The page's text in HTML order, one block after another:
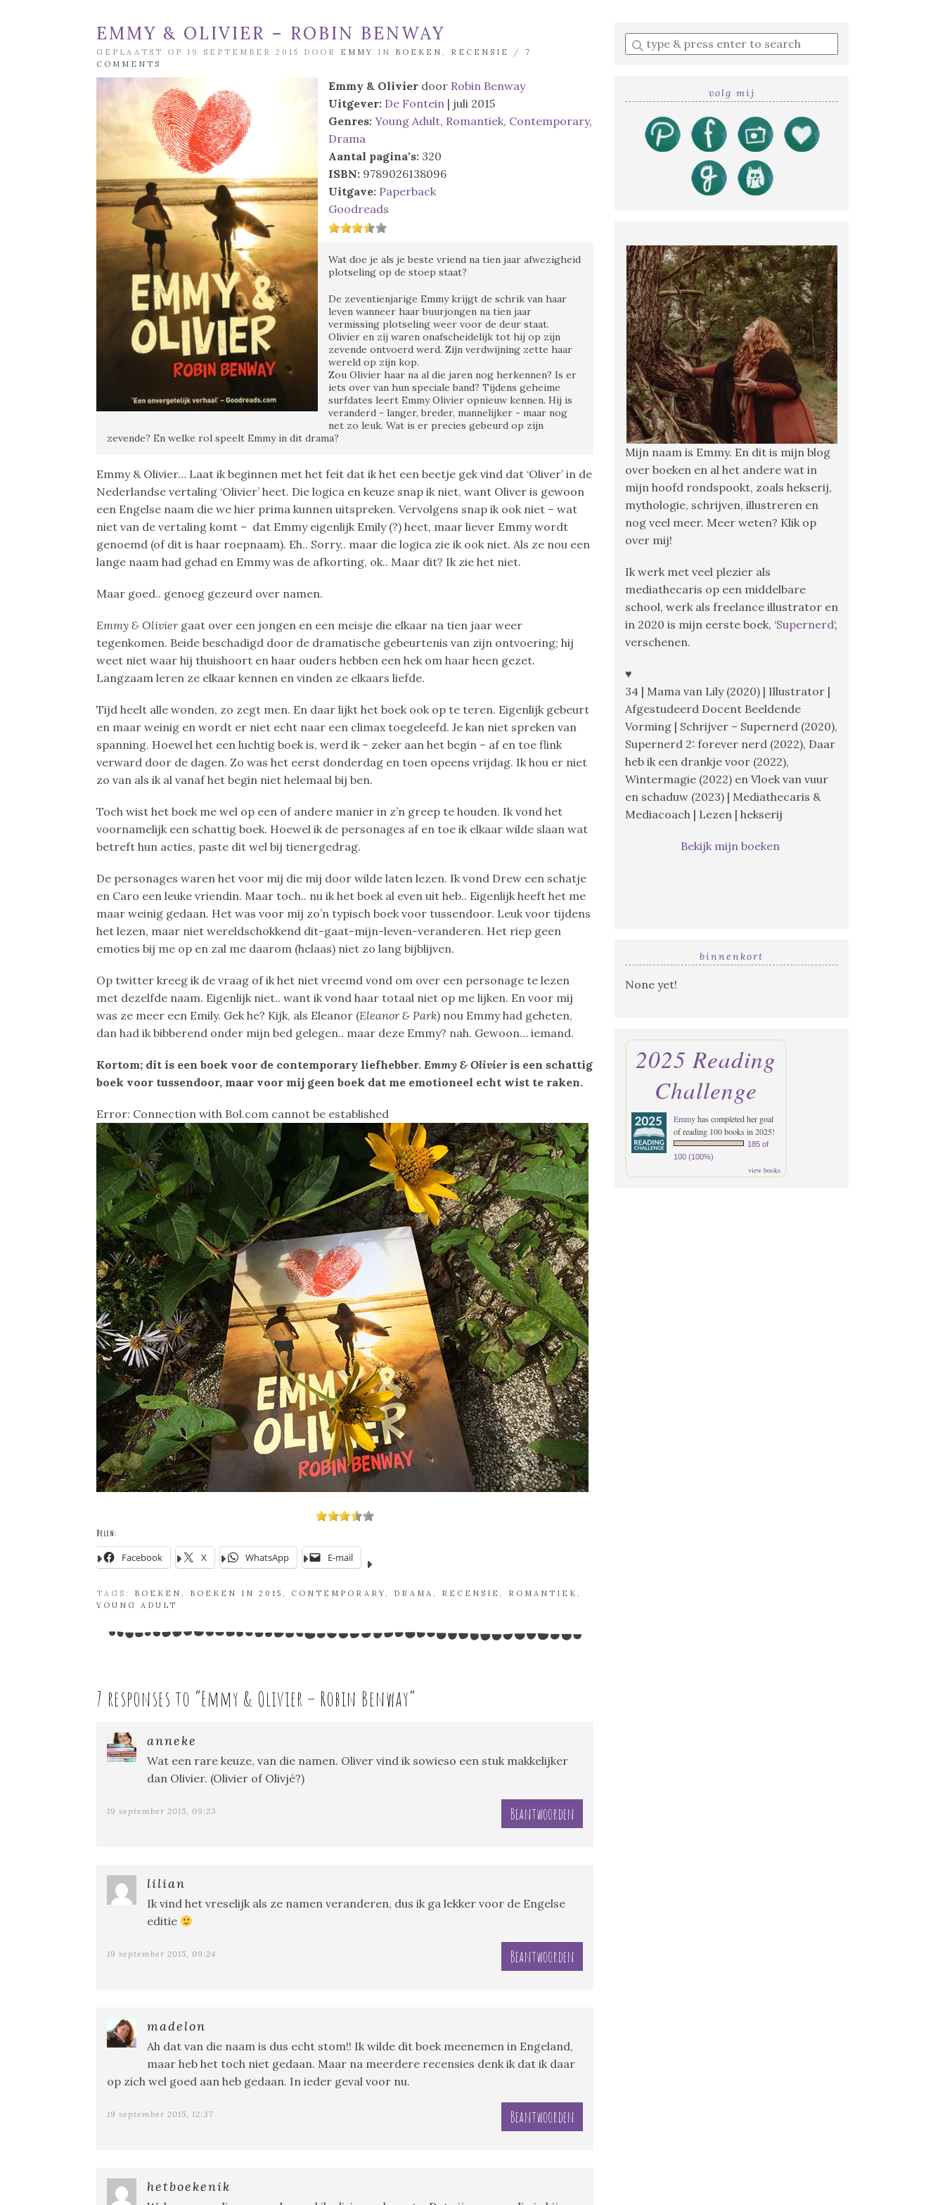
EMMY & OLIVIER – ROBIN BENWAY
GEPLAATST OP 19 SEPTEMBER 2015 DOOR EMMY IN BOEKEN , RECENSIE / 7
COMMENTS
Emmy & Olivier door Robin Benway
Uitgever: De Fontein | juli 2015
Genres: Young Adult, Romantiek, Contemporary,
Drama
Aantal pagina's: 320
ISBN: 9789026138096
Uitgave: Paperback
Goodreads
Wat doe je als je beste vriend na tien jaar afwezigheid
plotseling op de stoep staat?
De zeventienjarige Emmy krijgt de schrik van haar
leven wanneer haar buurjongen na tien jaar
vermissing plotseling weer voor de deur staat.
Olivier en zij waren onafscheidelijk tot hij op zijn
zevende ontvoerd werd. Zijn verdwijning zette haar
wereld op zijn kop.
Zou Olivier haar na al die jaren nog herkennen? Is er
iets over van hun speciale band? Tijdens geheime
surfdates leert Emmy Olivier opnieuw kennen. Hij is
veranderd - langer, breder, mannelijker - maar nog
net zo leuk. Wat is er precies gebeurd op zijn
zevende? En welke rol speelt Emmy in dit drama?
Emmy & Olivier… Laat ik beginnen met het feit dat ik het een beetje gek vind dat ‘Oliver’ in de
Nederlandse vertaling ‘Olivier’ heet. Die logica en keuze snap ik niet, want Oliver is gewoon
een Engelse naam die we hier prima kunnen uitspreken. Vervolgens snap ik ook niet – wat
niet van de vertaling komt – dat Emmy eigenlijk Emily (?) heet, maar liever Emmy wordt
genoemd (of dit is haar roepnaam). Eh.. Sorry.. maar die logica zie ik ook niet. Als ze nou een
lange naam had gehad en Emmy was de afkorting, ok.. Maar dit? Ik zie het niet.
Maar goed.. genoeg gezeurd over namen.
Emmy & Oliviergaat over een jongen en een meisje die elkaar na tien jaar weer
tegenkomen. Beide beschadigd door de dramatische gebeurtenis van zijn ontvoering; hij
weet niet waar hij thuishoort en haar ouders hebben een hek om haar heen gezet.
Langzaam leren ze elkaar kennen en vinden ze elkaars liefde.
Tijd heelt alle wonden, zo zegt men. En daar lijkt het boek ook op te teren. Eigenlijk gebeurt
en maar weinig en wordt er niet echt naar een climax toegeleefd. Je kan niet spreken van
spanning. Hoewel het een luchtig boek is, werd ik – zeker aan het begin – af en toe flink
verward door de dagen. Zo was het eerst donderdag en toen opeens vrijdag. Ik hou er niet
zo van als ik al vanaf het begin niet helemaal bij ben.
Toch wist het boek me wel op een of andere manier in z’n greep te houden. Ik vond het
voornamelijk een schattig boek. Hoewel ik de personages af en toe ik elkaar wilde slaan wat
betreft hun acties, paste dit wel bij tienergedrag.
De personages waren het voor mij die mij door wilde laten lezen. Ik vond Drew een schatje
en Caro een leuke vriendin. Maar toch.. nu ik het boek al even uit heb.. Eigenlijk heeft het me
maar weinig gedaan. Het was voor mij zo’n typisch boek voor tussendoor. Leuk voor tijdens
het lezen, maar niet wereldschokkend dit-gaat-mijn-leven-veranderen. Het riep geen
emoties bij me op en zal me daarom (helaas) niet zo lang bijblijven.
Op twitter kreeg ik de vraag of ik het niet vreemd vond om over een personage te lezen
met dezelfde naam. Eigenlijk niet.. want ik vond haar totaal niet op me lijken. En voor mij
was ze meer een Emily. Gek he? Kijk, als Eleanor (Eleanor & Park) nou Emmy had geheten,
dan had ik bibberend onder mijn bed gelegen.. maar deze Emmy? nah. Gewoon… iemand.
Kortom; dit is een boek voor de contemporary liefhebber. Emmy & Olivieris een schattig
boek voor tussendoor, maar voor mij geen boek dat me emotioneel echt wist te raken.
Error: Connection with Bol.com cannot be established
Delen:
Facebook X WhatsApp E-mail
TAGS: BOEKEN , BOEKEN IN 2015 , CONTEMPORARY, DRAMA , RECENSIE , ROMANTIEK ,
YOUNG ADULT
7 responses to “Emmy & Olivier – Robin Benway”
anneke
Wat een rare keuze, van die namen. Oliver vind ik sowieso een stuk makkelijker
dan Olivier. (Olivier of Olivjé?)
19 september 2015, 09:23 Beantwoorden
lilian
Ik vind het vreselijk als ze namen veranderen, dus ik ga lekker voor de Engelse
editie
19 september 2015, 09:24 Beantwoorden
madelon
Ah dat van die naam is dus echt stom!! Ik wilde dit boek meenemen in Engeland,
maar heb het toch niet gedaan. Maar na meerdere recensies denk ik dat ik daar
op zich wel goed aan heb gedaan. In ieder geval voor nu.
19 september 2015, 12:37 Beantwoorden
hetboekenik
Enter
a
volg mij
Mijn naam is Emmy. En dit is mijn blog
over boeken en al het andere wat in
mijn hoofd rondspookt, zoals hekserij,
mythologie, schrijven, illustreren en
nog veel meer. Meer weten? Klik op
over mij!
Ik werk met veel plezier als
mediathecaris op een middelbare
school, werk als freelance illustrator en
in 2020 is mijn eerste boek, ‘Supernerd‘,
verschenen.
♥
34 | Mama van Lily (2020) | Illustrator |
Afgestudeerd Docent Beeldende
Vorming | Schrijver – Supernerd (2020),
Supernerd 2: forever nerd (2022), Daar
heb ik een drankje voor (2022),
Wintermagie (2022) en Vloek van vuur
en schaduw (2023) | Mediathecaris &
Mediacoach | Lezen | hekserij
Bekijk mijn boeken
binnenkort
None yet!
2025 Reading
Challenge
Emmyhas completed her goal
of reading 100 books in 2025!
185 of
100 (100%)
view books